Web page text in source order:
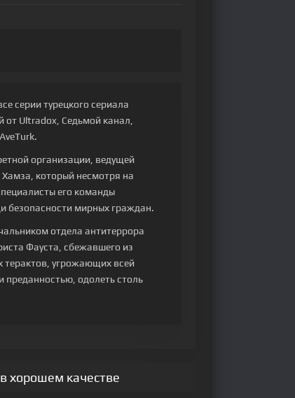
серии турецкого сериала
от Ultradox, Седьмой канал,
организации, ведущей
который несмотря на
его команды
безопасности мирных граждан.
отдела антитеррора
Фауста, сбежавшего из
терактов, угрожающих всей
одолеть столь
хорошем качестве